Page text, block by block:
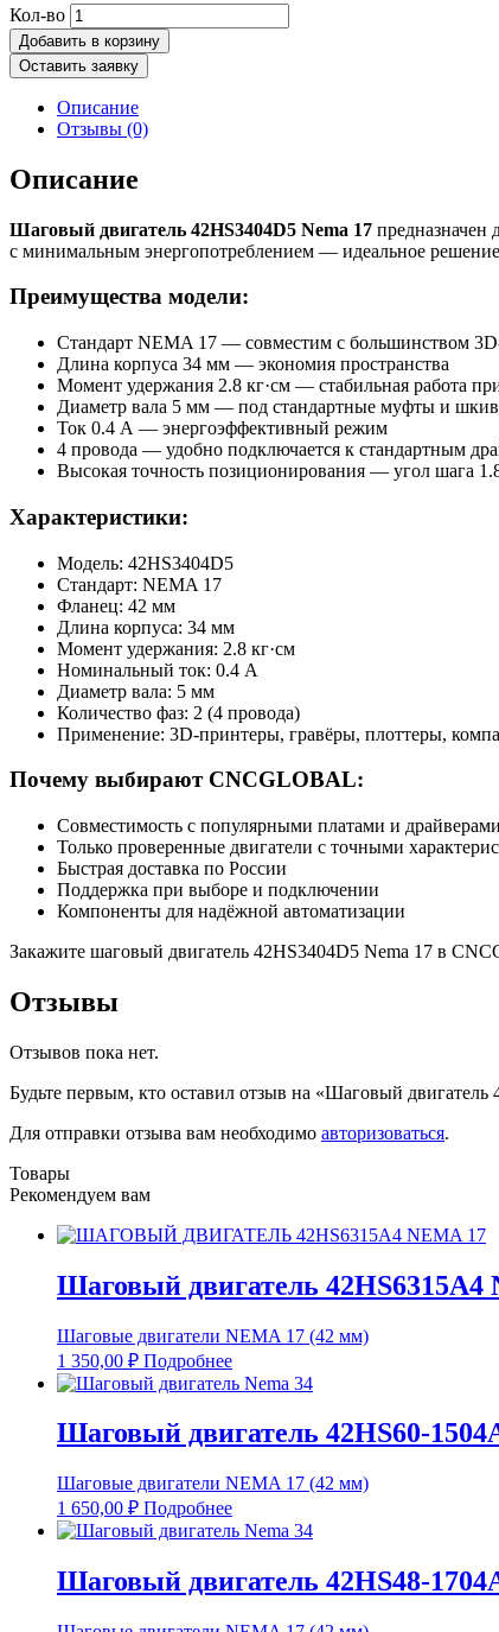
Кол-во Количество
товара
Шаговый
двигатель
Nema
17
Добавить в корзину
Оставить заявку
Описание
Отзывы (0)
Описание
Шаговый двигатель 42HS3404D5 Nema 17 предназначен
с минимальным энергопотреблением — идеальное
Преимущества модели:
Стандарт NEMA 17 — совместим с большинством
Длина корпуса 34 мм — экономия пространства
Момент удержания 2.8 кг·см — стабильная работа
Диаметр вала 5 мм — под стандартные муфты и
Ток 0.4 А — энергоэффективный режим
4 провода — удобно подключается к стандартным
Высокая точность позиционирования — угол шага
Характеристики:
Модель: 42HS3404D5
Стандарт: NEMA 17
Фланец: 42 мм
Длина корпуса: 34 мм
Момент удержания: 2.8 кг·см
Номинальный ток: 0.4 А
Диаметр вала: 5 мм
Количество фаз: 2 (4 провода)
Применение: 3D-принтеры, гравёры, плоттеры,
Почему выбирают CNCGLOBAL:
Совместимость с популярными платами и драйверами
Только проверенные двигатели с точными
Быстрая доставка по России
Поддержка при выборе и подключении
Компоненты для надёжной автоматизации
Закажите шаговый двигатель 42HS3404D5 Nema 17 в
Отзывы
Отзывов пока нет.
Будьте первым, кто оставил отзыв на «Шаговый двигатель
Для отправки отзыва вам необходимо авторизоваться.
Товары
Рекомендуем вам
Шаговый двигатель 42HS6315A4
Шаговые двигатели NEMA 17 (42 мм)
1 350,00 ₽ Подробнее
Шаговый двигатель 42HS60-
Шаговые двигатели NEMA 17 (42 мм)
1 650,00 ₽ Подробнее
Шаговый двигатель 42HS48-